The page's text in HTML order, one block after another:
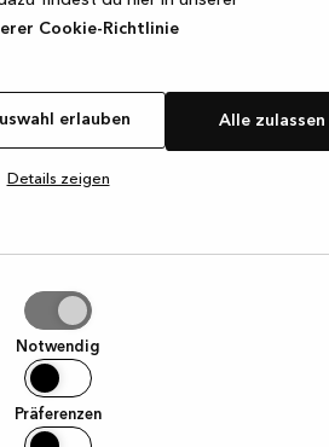
Cookie-Richtlinie
erlauben Alle zulassen
Details zeigen
Notwendig
Präferenzen